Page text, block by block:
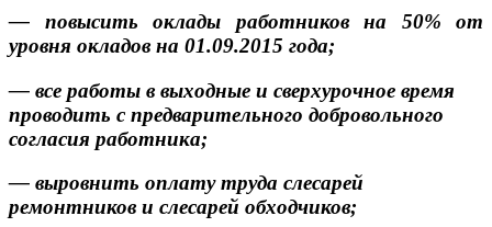
— повысить оклады работников на 50% от
уровня окладов на 01.09.2015 года;
— все работы в выходные и сверхурочное время
проводить с предварительного добровольного
согласия работника;
— выровнить оплату труда слесарей
ремонтников и слесарей обходчиков;